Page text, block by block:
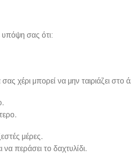
υπόψη σας ότι:
χέρι μπορεί να μην ταιριάζει στο
μέρες.
περάσει το δαχτυλίδι.